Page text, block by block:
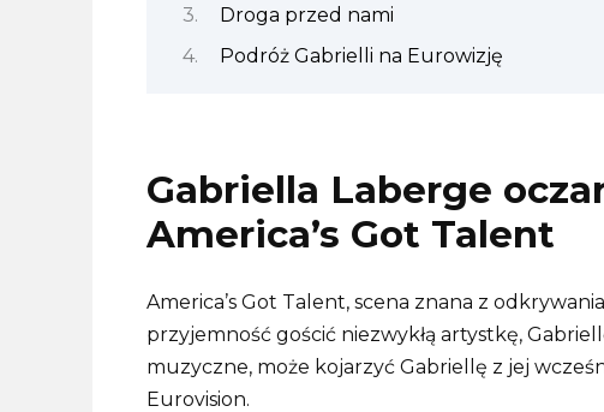
Droga przed nami
Podróż Gabrielli na Eurowizję
Gabriella Laberge
America’s Got Talent
America’s Got Talent, scena znana z
przyjemność gościć niezwykłą artystkę,
muzyczne, może kojarzyć Gabriellę z jej
Eurovision.